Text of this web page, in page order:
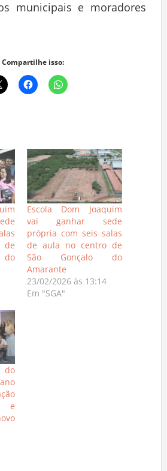
municipais e moradores
Compartilhe isso:
de
Escola Dom Joaquim
vai ganhar sede
própria com seis salas
de aula no centro de
São Gonçalo do
Amarante
23/02/2026 às 13:14
Em "SGA"
e